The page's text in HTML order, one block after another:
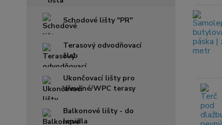
Schodové lišty "PR"
Terasový odvodňovací
žlab
Ukončovací lišty pro
dřevěné/WPC terasy
Balkonové lišty - do
lepidla